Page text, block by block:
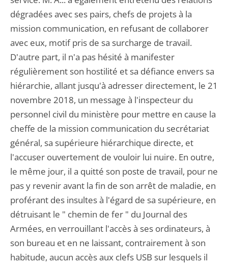
dégradées avec ses pairs, chefs de projets à la
mission communication, en refusant de collaborer
avec eux, motif pris de sa surcharge de travail.
D'autre part, il n'a pas hésité à manifester
régulièrement son hostilité et sa défiance envers sa
hiérarchie, allant jusqu'à adresser directement, le 21
novembre 2018, un message à l'inspecteur du
personnel civil du ministère pour mettre en cause la
cheffe de la mission communication du secrétariat
général, sa supérieure hiérarchique directe, et
l'accuser ouvertement de vouloir lui nuire. En outre,
le même jour, il a quitté son poste de travail, pour ne
pas y revenir avant la fin de son arrêt de maladie, en
proférant des insultes à l'égard de sa supérieure, en
détruisant le " chemin de fer " du Journal des
Armées, en verrouillant l'accès à ses ordinateurs, à
son bureau et en ne laissant, contrairement à son
habitude, aucun accès aux clefs USB sur lesquels il